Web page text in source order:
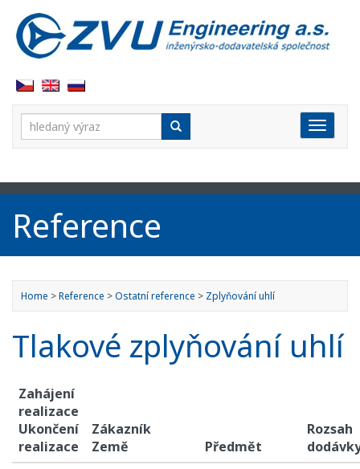
Vyhledávání:
Reference
Home >Reference >Ostatní reference > Zplyňování uhlí
Tlakové zplyňování uhlí
Zahájení
realizace
Ukončení
realizace
Zákazník
Země
Předmět
Rozsah